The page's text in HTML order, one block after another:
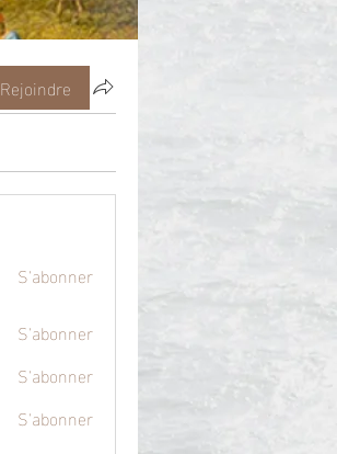
Rejoindre
S'abonner
S'abonner
S'abonner
S'abonner